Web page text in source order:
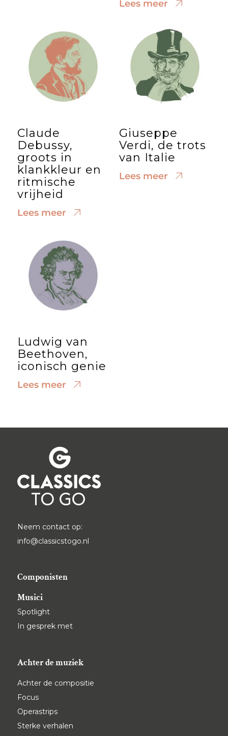
Lees meer
Claude
Debussy,
groots in
klankkleur en
ritmische
vrijheid
Lees meer
Giuseppe
Verdi, de trots
van Italie
Lees meer
Ludwig van
Beethoven,
iconisch genie
Lees meer
Neem contact op:
info@classicstogo.nl
Componisten
Musici
Spotlight
In gesprek met
Achter de muziek
Achter de compositie
Focus
Operastrips
Sterke verhalen